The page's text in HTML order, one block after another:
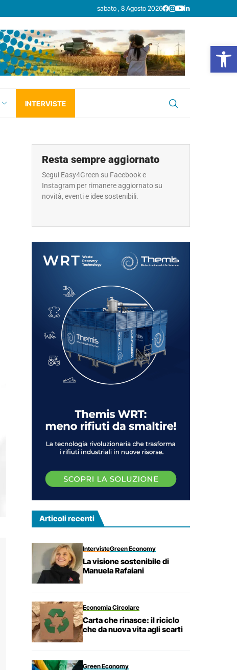
sabato , 8 Agosto 2026
INTERVISTE
Resta sempre aggiornato
Segui Easy4Green su Facebook e
Instagram per rimanere aggiornato su
novità, eventi e idee sostenibili.
Articoli recenti
IntervisteGreen Economy
La visione sostenibile di
Manuela Rafaiani
Economia Circolare
Carta che rinasce: il riciclo
che da nuova vita agli scarti
Green Economy